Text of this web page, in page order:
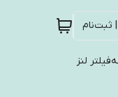
ثبت‌نام
فیلتر لنز